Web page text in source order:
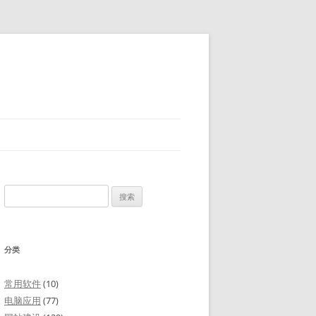
索：
分类
常用软件(10)
电脑应用 (77)